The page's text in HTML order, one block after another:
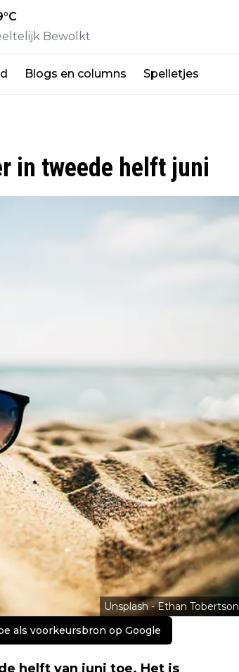
°C
Bewolkt
Blogs en columns Spelletjes
in tweede helft juni
Unsplash - Ethan Tobertson
als voorkeursbron op Google
helft van juni toe. Het is